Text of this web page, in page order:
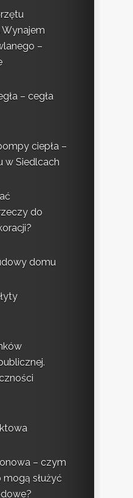
–
– cegła
ciepła –
w Siedlcach
do
domu
– czym
służyć